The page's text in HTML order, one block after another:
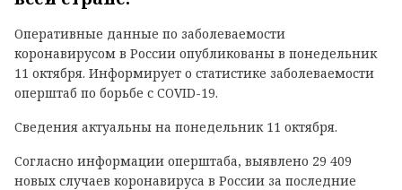
Оперативные данные по заболеваемости
коронавирусом в России опубликованы в понедельник
11 октября. Информирует о статистике заболеваемости
оперштаб по борьбе с COVID-19.
Сведения актуальны на понедельник 11 октября.
Согласно информации оперштаба, выявлено 29 409
новых случаев коронавируса в России за последние